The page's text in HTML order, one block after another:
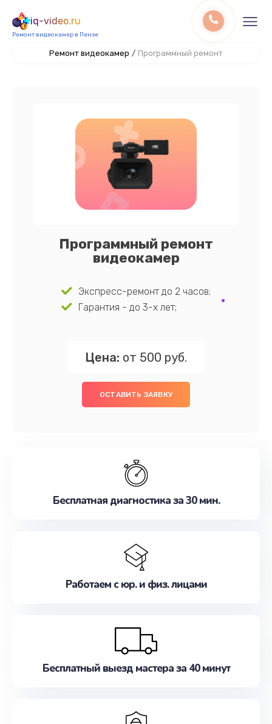
iq-video.ru
Ремонт видеокамер в Пензе
Ремонт видеокамер / Программный ремонт
Программный ремонт
видеокамер
Экспресс-ремонт до 2 часов;
Гарантия - до 3-х лет;
Цена: от 500 руб.
ОСТАВИТЬ ЗАЯВКУ
Бесплатная диагностика за 30 мин.
Работаем с юр. и физ. лицами
Бесплатный выезд мастера за 40 минут